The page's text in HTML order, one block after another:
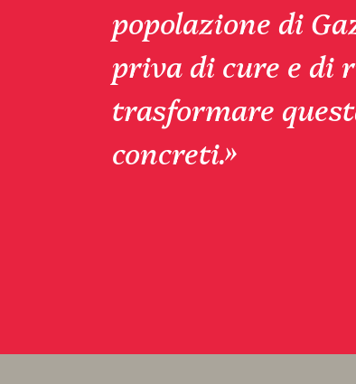
popolazione di
priva di cure e di
trasformare
concreti.»